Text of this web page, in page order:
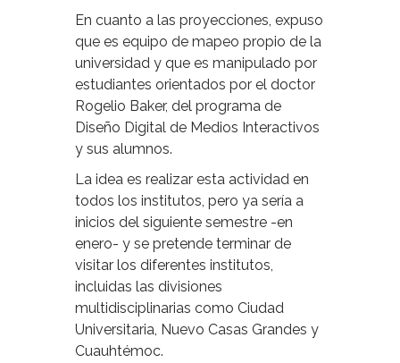
En cuanto a las proyecciones, expuso
que es equipo de mapeo propio de la
universidad y que es manipulado por
estudiantes orientados por el doctor
Rogelio Baker, del programa de
Diseño Digital de Medios Interactivos
y sus alumnos.
La idea es realizar esta actividad en
todos los institutos, pero ya sería a
inicios del siguiente semestre -en
enero- y se pretende terminar de
visitar los diferentes institutos,
incluidas las divisiones
multidisciplinarias como Ciudad
Universitaria, Nuevo Casas Grandes y
Cuauhtémoc.